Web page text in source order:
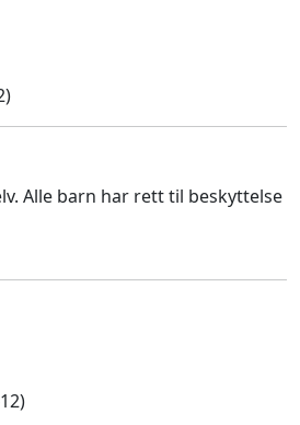
Alle barn har rett til beskyttelse